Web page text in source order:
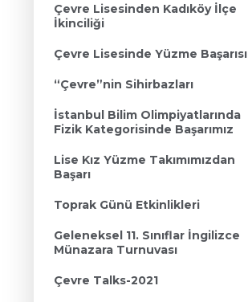
Çevre Lisesinden Kadıköy İlçe
İkinciliği
Çevre Lisesinde Yüzme Başarısı
“Çevre”nin Sihirbazları
İstanbul Bilim Olimpiyatlarında
Fizik Kategorisinde Başarımız
Lise Kız Yüzme Takımımızdan
Başarı
Toprak Günü Etkinlikleri
Geleneksel 11. Sınıflar İngilizce
Münazara Turnuvası
Çevre Talks-2021